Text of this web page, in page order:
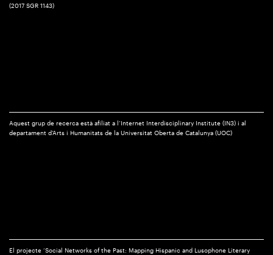
(2017 SGR 1143)
Aquest grup de recerca està afiliat a l’Internet Interdisciplinary Institute (IN3) i al
departament d'Arts i Humanitats de la Universitat Oberta de Catalunya (UOC)
El projecte ‘Social Networks of the Past: Mapping Hispanic and Lusophone Literary